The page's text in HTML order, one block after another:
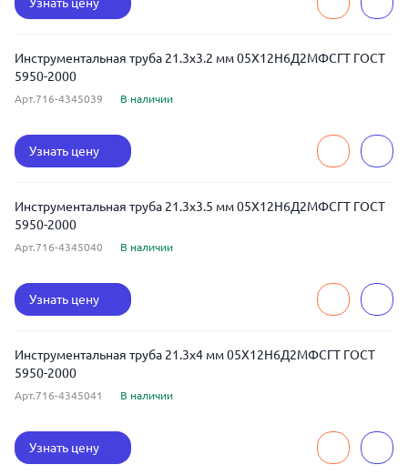
Инструментальная труба 21.3x3.2 мм 05Х12Н6Д2МФСГТ ГОСТ
5950-2000
Арт.716-4345039 В наличии
Узнать цену
Инструментальная труба 21.3x3.5 мм 05Х12Н6Д2МФСГТ ГОСТ
5950-2000
Арт.716-4345040 В наличии
Узнать цену
Инструментальная труба 21.3x4 мм 05Х12Н6Д2МФСГТ ГОСТ
5950-2000
Арт.716-4345041 В наличии
Узнать цену